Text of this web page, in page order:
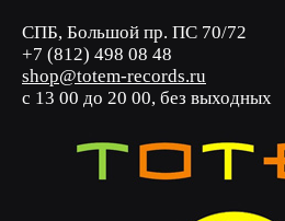
СПБ, Большой пр. ПС 70/72
+7 (812) 498 08 48
shop@totem-records.ru
с 13 00 до 20 00, без выходных